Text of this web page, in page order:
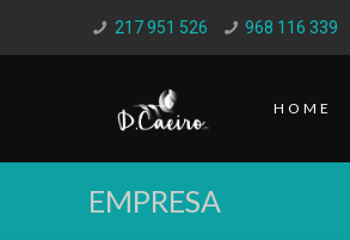
217 951 526 968 116 339
HOME
EMPRESA